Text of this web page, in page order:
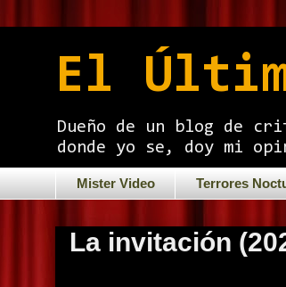
El
Dueño de un blog de
donde yo se, doy mi
Mister Video Terrores
La invitación